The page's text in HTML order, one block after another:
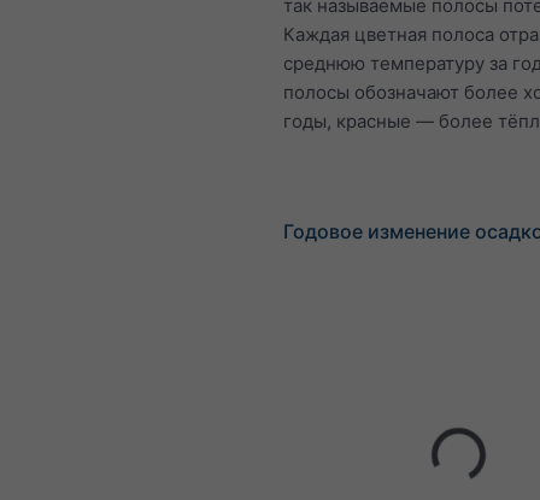
так называемые полосы
Каждая цветная полоса
среднюю температуру за
полосы обозначают более
годы, красные — более
Годовое изменение